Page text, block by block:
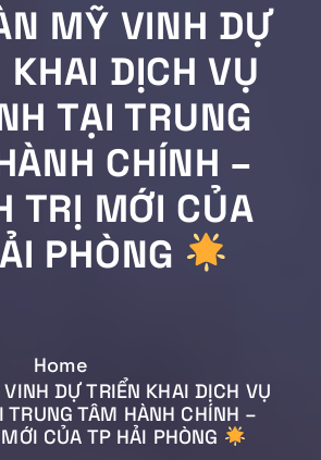
MỸ VINH DỰ
KHAI DỊCH VỤ
TẠI TRUNG
CHÍNH –
TRỊ MỚI CỦA
PHÒNG
Home
DỰ TRIỂN KHAI DỊCH VỤ
TRUNG TÂM HÀNH CHÍNH –
CỦA TP HẢI PHÒNG